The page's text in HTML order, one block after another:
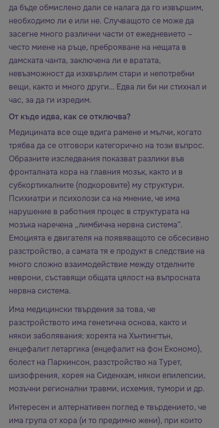
да бъде обмислено дали се налага да го извършим,
необходимо ли е или не. Случващото се може да
засегне много различни части от ежедневието –
често миене на ръце, преброяване на нещата в
дамската чанта, заключена ли е вратата,
невъзможност да изхвърлим стари и непотребни
вещи, както и много други… Едва ли би ни стихнал и
час, за да ги изредим.
От къде идва, как се отключва?
Медицината все още вдига рамене и мълчи, когато
трябва да се отговори категорично на този въпрос.
Образните изследвания показват разлики във
фронталната кора на главния мозък, както и в
субкортикалните (подкоровите) му структури.
Психиатри и психолози са на мнение, че има
нарушение в работния процес в структурата на
мозъка наречена „лимбична нервна система“.
Емоцията е двигателя на появяващото се обсесивно
разстройство, а самата тя е продукт в следствие на
много сложно взаимодействие между отделните
неврони, съставящи общата цялост на въпросната
нервна система.
Има медицински твърдения за това, че
разстройството има генетична основа, както и
някои заболявания: хореята на Хънтингтън,
енцефалит летаргика (енцефалит на фон Економо),
болест на Паркинсон, разстройство на Турет,
шизофрения, хорея на Сиденхам, някои епилепсии,
мозъчни регионални травми, исхемия, тумори и др.
Интересен и алтернативен поглед е твърдението, че
има група от хора (и то предимно жени), при които